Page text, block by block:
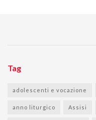
Tag
adolescenti e vocazione
anno liturgico Assisi